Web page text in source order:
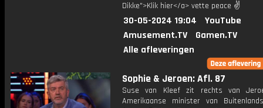
Dikke">Klik hier</a> vette peace ✌
30-05-2024 19:04
YouTube
Amusement.TV
Gamen.TV
Alle afleveringen
Sophie & Jeroen: Afl. 87
Suse van Kleef zit rechts van
Amerikaanse minister van